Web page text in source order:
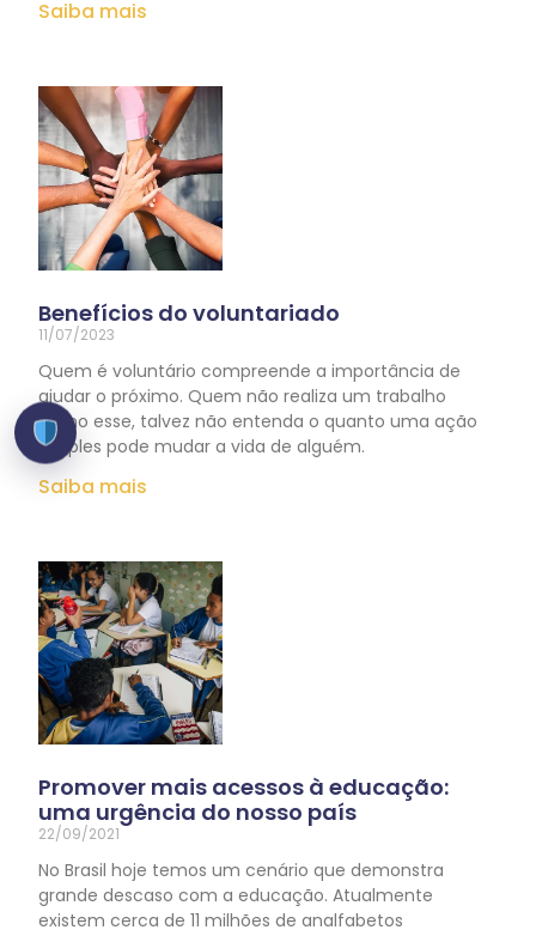
Saiba mais
Benefícios do voluntariado
11/07/2023
Quem é voluntário compreende a importância de
ajudar o próximo. Quem não realiza um trabalho
como esse, talvez não entenda o quanto uma ação
simples pode mudar a vida de alguém.
Saiba mais
Promover mais acessos à educação:
uma urgência do nosso país
22/09/2021
No Brasil hoje temos um cenário que demonstra
grande descaso com a educação. Atualmente
existem cerca de 11 milhões de analfabetos